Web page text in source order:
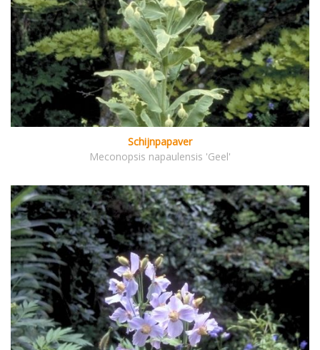
Schijnpapaver
Meconopsis napaulensis 'Geel'